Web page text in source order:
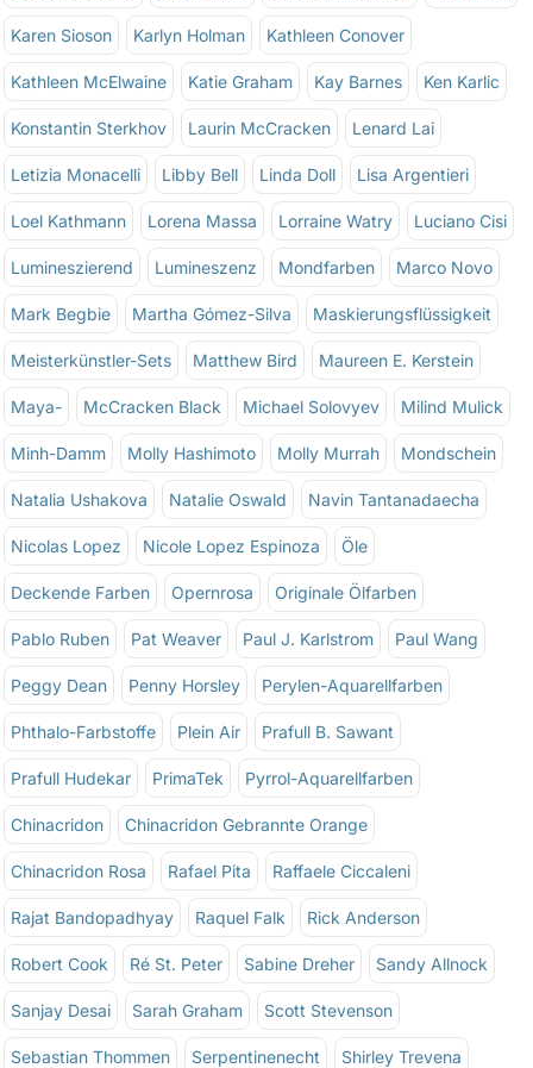
Karen Sioson Karlyn Holman Kathleen Conover
Kathleen McElwaine Katie Graham Kay Barnes Ken Karlic
Konstantin Sterkhov Laurin McCracken Lenard Lai
Letizia Monacelli Libby Bell Linda Doll Lisa Argentieri
Loel Kathmann Lorena Massa Lorraine Watry Luciano Cisi
Lumineszierend Lumineszenz Mondfarben Marco Novo
Mark Begbie Martha Gómez-Silva Maskierungsflüssigkeit
Meisterkünstler-Sets Matthew Bird Maureen E. Kerstein
Maya- McCracken Black Michael Solovyev Milind Mulick
Minh-Damm Molly Hashimoto Molly Murrah Mondschein
Natalia Ushakova Natalie Oswald Navin Tantanadaecha
Nicolas Lopez Nicole Lopez Espinoza Öle
Deckende Farben Opernrosa Originale Ölfarben
Pablo Ruben Pat Weaver Paul J. Karlstrom Paul Wang
Peggy Dean Penny Horsley Perylen-Aquarellfarben
Phthalo-Farbstoffe Plein Air Prafull B. Sawant
Prafull Hudekar PrimaTek Pyrrol-Aquarellfarben
Chinacridon Chinacridon Gebrannte Orange
Chinacridon Rosa Rafael Pita Raffaele Ciccaleni
Rajat Bandopadhyay Raquel Falk Rick Anderson
Robert Cook Ré St. Peter Sabine Dreher Sandy Allnock
Sanjay Desai Sarah Graham Scott Stevenson
Sebastian Thommen Serpentinenecht Shirley Trevena